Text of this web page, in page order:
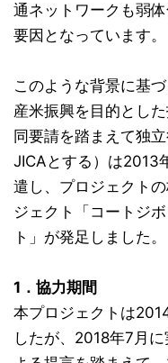
通ネットワークも弱
要因となっています。
このような背景に基
産米振興を目的とし
同要請を踏まえて独
JICAとする）は2013
遣し、プロジェクト
ジェクト「コートジ
ト」が発足しました。
1．協力期間
本プロジェクトは
したが、2018年7月